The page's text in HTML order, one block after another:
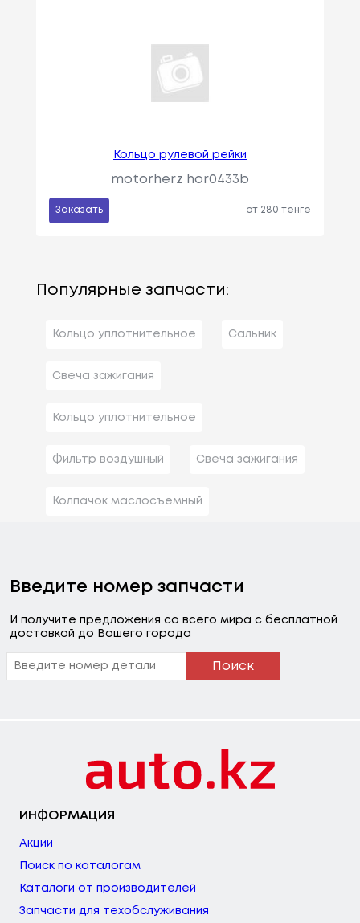
Кольцо рулевой рейки
motorherz hor0433b
Заказать от 280 тенге
Популярные запчасти:
Кольцо уплотнительное Сальник
Свеча зажигания
Кольцо уплотнительное
Фильтр воздушный Свеча зажигания
Колпачок маслосъемный
Введите номер запчасти
И получите предложения со всего мира с бесплатной
доставкой до Вашего города
Поиск
ИНФОРМАЦИЯ
Акции
Поиск по каталогам
Каталоги от производителей
Запчасти для техобслуживания